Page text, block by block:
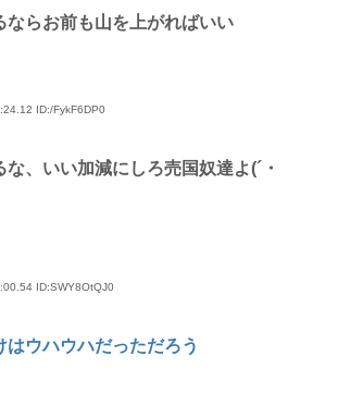
ならお前も山を上がればいい
ID:/FykF6DP0
な、いい加減にしろ売国奴達よ(´・
ID:SWY8OtQJ0
はウハウハだっただろう